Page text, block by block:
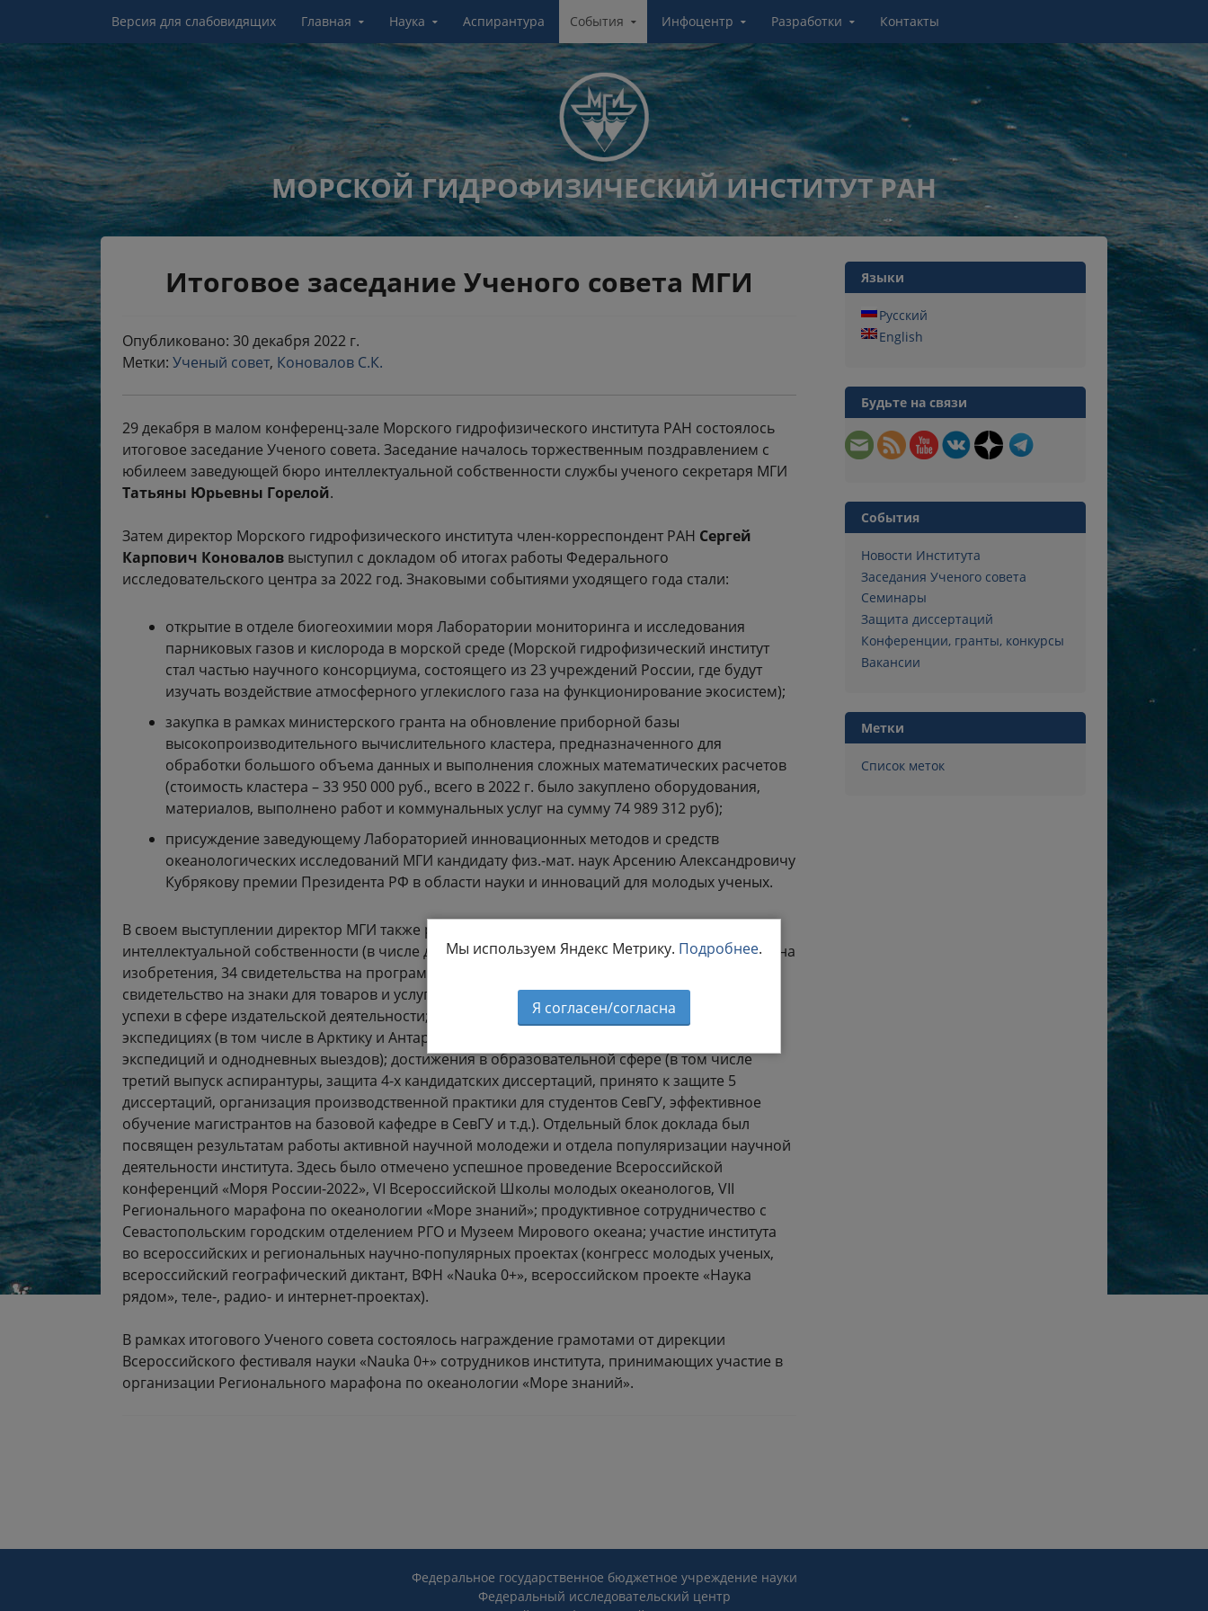
Версия для слабовидящих Главная Наука Аспирантура События Инфоцентр Разработки Контакты
МОРСКОЙ ГИДРОФИЗИЧЕСКИЙ ИНСТИТУТ РАН
Итоговое заседание Ученого совета МГИ
Опубликовано: 30 декабря 2022 г.
Метки: Ученый совет, Коновалов С.К.
29 декабря в малом конференц-зале Морского гидрофизического института РАН состоялось
итоговое заседание Ученого совета. Заседание началось торжественным поздравлением с
юбилеем заведующей бюро интеллектуальной собственности службы ученого секретаря МГИ
Татьяны Юрьевны Горелой.
Затем директор Морского гидрофизического института член-корреспондент РАН Сергей
Карпович Коновалов выступил с докладом об итогах работы Федерального
исследовательского центра за 2022 год. Знаковыми событиями уходящего года стали:
открытие в отделе биогеохимии моря Лаборатории мониторинга и исследования
парниковых газов и кислорода в морской среде (Морской гидрофизический институт
стал частью научного консорциума, состоящего из 23 учреждений России, где будут
изучать воздействие атмосферного углекислого газа на функционирование экосистем);
закупка в рамках министерского гранта на обновление приборной базы
высокопроизводительного вычислительного кластера, предназначенного для
обработки большого объема данных и выполнения сложных математических расчетов
(стоимость кластера – 33 950 000 руб., всего в 2022 г. было закуплено оборудования,
материалов, выполнено работ и коммунальных услуг на сумму 74 989 312 руб);
присуждение заведующему Лабораторией инновационных методов и средств
океанологических исследований МГИ кандидату физ.-мат. наук Арсению Александровичу
Кубрякову премии Президента РФ в области науки и инноваций для молодых ученых.
В своем выступлении директор МГИ также рассказал о результатах в сфере защиты
интеллектуальной собственности (в числе действующих охранных документов – 27 патентов на
изобретения, 34 свидетельства на программы для ЭВМ, 23 свидетельства на базы данных, 1
свидетельство на знаки для товаров и услуг). Отметил высокую публикационную активность;
успехи в сфере издательской деятельности; участие сотрудников МГИ в многочисленных
экспедициях (в том числе в Арктику и Антарктику, всего в 2022 году было проведено 67
экспедиций и однодневных выездов); достижения в образовательной сфере (в том числе
третий выпуск аспирантуры, защита 4-х кандидатских диссертаций, принято к защите 5
диссертаций, организация производственной практики для студентов СевГУ, эффективное
обучение магистрантов на базовой кафедре в СевГУ и т.д.). Отдельный блок доклада был
посвящен результатам работы активной научной молодежи и отдела популяризации научной
деятельности института. Здесь было отмечено успешное проведение Всероссийской
конференций «Моря России-2022», VI Всероссийской Школы молодых океанологов, VII
Регионального марафона по океанологии «Море знаний»; продуктивное сотрудничество с
Севастопольским городским отделением РГО и Музеем Мирового океана; участие института
во всероссийских и региональных научно-популярных проектах (конгресс молодых ученых,
всероссийский географический диктант, ВФН «Nauka 0+», всероссийском проекте «Наука
рядом», теле-, радио- и интернет-проектах).
В рамках итогового Ученого совета состоялось награждение грамотами от дирекции
Всероссийского фестиваля науки «Nauka 0+» сотрудников института, принимающих участие в
организации Регионального марафона по океанологии «Море знаний».
Языки
Русский
English
Будьте на связи
События
Новости Института
Заседания Ученого совета
Семинары
Защита диссертаций
Конференции, гранты, конкурсы
Вакансии
Метки
Список меток
Федеральное государственное бюджетное учреждение науки
Федеральный исследовательский центр
Мы используем Яндекс Метрику. Подробнее.
Я согласен/согласна